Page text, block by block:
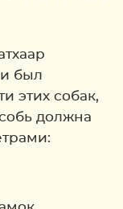
и был
этих собак,
должна